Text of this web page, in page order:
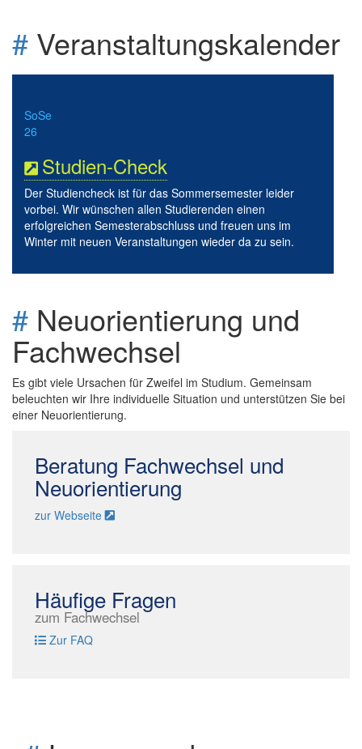
# Veranstaltungskalender
SoSe
26
Studien-Check
Der Studiencheck ist für das Sommersemester leider
vorbei. Wir wünschen allen Studierenden einen
erfolgreichen Semesterabschluss und freuen uns im
Winter mit neuen Veranstaltungen wieder da zu sein.
# Neuorientierung und
Fachwechsel
Es gibt viele Ursachen für Zweifel im Studium. Gemeinsam
beleuchten wir Ihre individuelle Situation und unterstützen Sie bei
einer Neuorientierung.
Beratung Fachwechsel und
Neuorientierung
zur Webseite
Häufige Fragen
zum Fachwechsel
Zur FAQ